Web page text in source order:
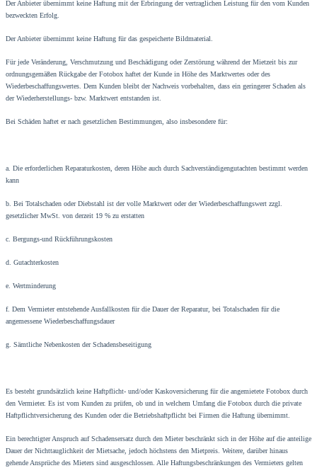
Der Anbieter übernimmt keine Haftung mit der Erbringung der vertraglichen Leistung für den vom Kunden
bezweckten Erfolg.
Der Anbieter übernimmt keine Haftung für das gespeicherte Bildmaterial.
Für jede Veränderung, Verschmutzung und Beschädigung oder Zerstörung während der Mietzeit bis zur
ordnungsgemäßen Rückgabe der Fotobox haftet der Kunde in Höhe des Marktwertes oder des
Wiederbeschaffungswertes. Dem Kunden bleibt der Nachweis vorbehalten, dass ein geringerer Schaden als
der Wiederherstellungs- bzw. Marktwert entstanden ist.
Bei Schäden haftet er nach gesetzlichen Bestimmungen, also insbesondere für:
a. Die erforderlichen Reparaturkosten, deren Höhe auch durch Sachverständigengutachten bestimmt werden
kann
b. Bei Totalschaden oder Diebstahl ist der volle Marktwert oder der Wiederbeschaffungswert zzgl.
gesetzlicher MwSt. von derzeit 19 % zu erstatten
c. Bergungs-und Rückführungskosten
d. Gutachterkosten
e. Wertminderung
f. Dem Vermieter entstehende Ausfallkosten für die Dauer der Reparatur, bei Totalschaden für die
angemessene Wiederbeschaffungsdauer
g. Sämtliche Nebenkosten der Schadensbeseitigung
Es besteht grundsätzlich keine Haftpflicht- und/oder Kaskoversicherung für die angemietete Fotobox durch
den Vermieter. Es ist vom Kunden zu prüfen, ob und in welchem Umfang die Fotobox durch die private
Haftpflichtversicherung des Kunden oder die Betriebshaftpflicht bei Firmen die Haftung übernimmt.
Ein berechtigter Anspruch auf Schadensersatz durch den Mieter beschränkt sich in der Höhe auf die anteilige
Dauer der Nichttauglichkeit der Mietsache, jedoch höchstens den Mietpreis. Weitere, darüber hinaus
gehende Ansprüche des Mieters sind ausgeschlossen. Alle Haftungsbeschränkungen des Vermieters gelten